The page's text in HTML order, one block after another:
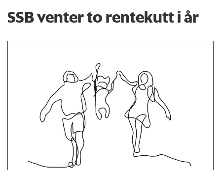
SSB venter to rentekutt i år